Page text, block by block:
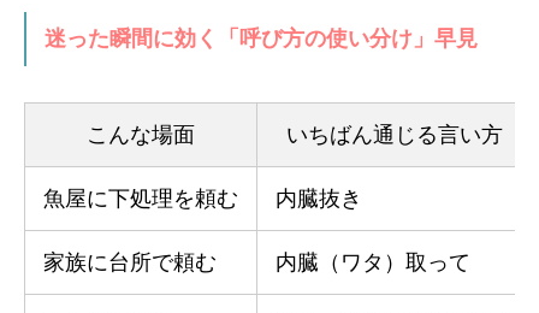
迷った瞬間に効く「呼び方の使い分け」早見
こんな場面 いちばん通じる言い方
魚屋に下処理を頼む 内臓抜き
家族に台所で頼む 内臓（ワタ）取って